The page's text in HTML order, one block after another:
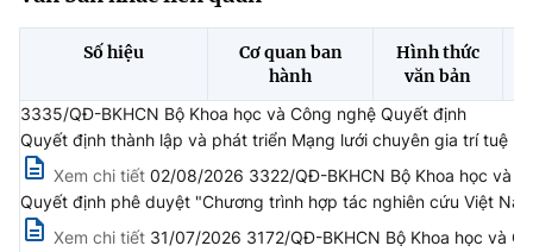
(Ghi rõ nguồn "https://mst.gov.vn" khi phát hành lại thông tin từ
Số hiệu
Cơ quan ban
hành
Hình thức
văn bản
3335/QĐ-BKHCN Bộ Khoa học và Công nghệ Quyết định
Quyết định thành lập và phát triển Mạng lưới chuyên gia trí tuệ
Xem chi tiết 02/08/2026 3322/QĐ-BKHCN Bộ Khoa học và
Quyết định phê duyệt "Chương trình hợp tác nghiên cứu Việt
Xem chi tiết 31/07/2026 3172/QĐ-BKHCN Bộ Khoa học và